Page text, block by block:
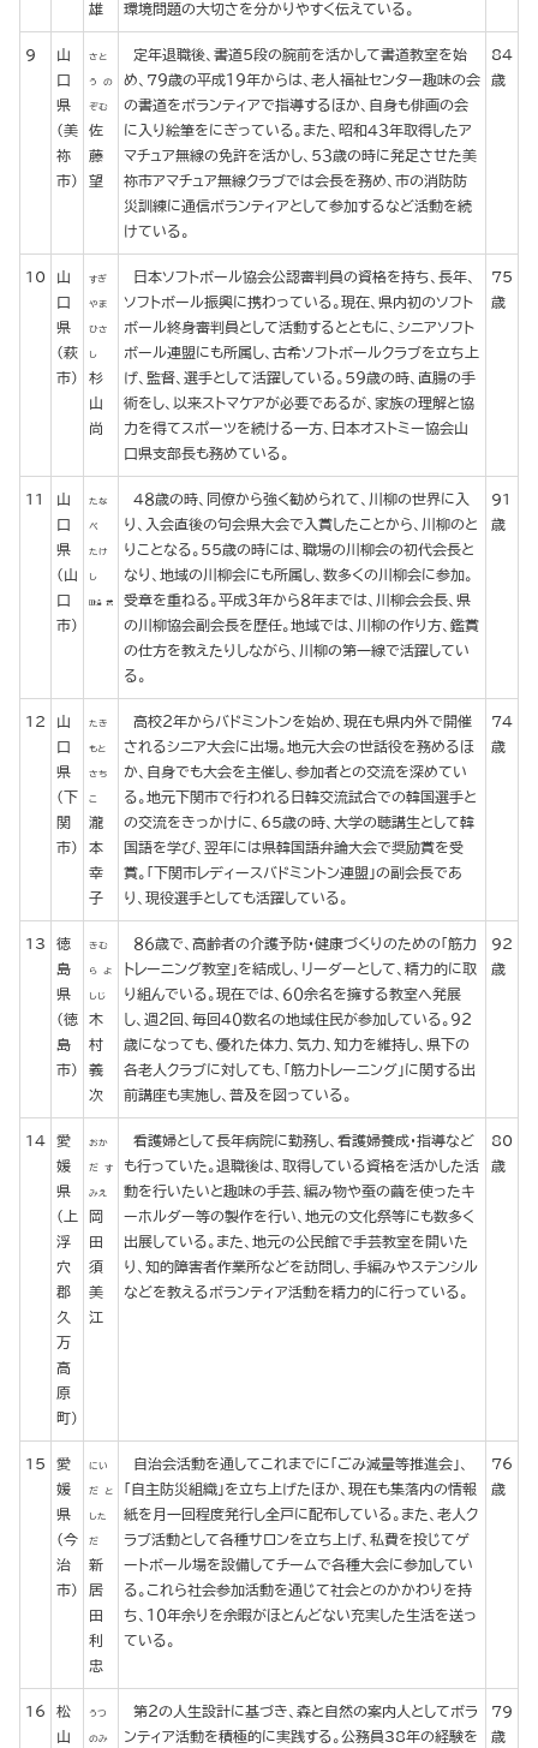
雄
環境問題の大切さを分かりやすく伝えている。
9
山
口
県
(美
祢
市)
さと
う の
ぞむ
佐
藤
望
定年退職後、書道５段の腕前を活かして書道教室を始
め、７９歳の平成１９年からは、老人福祉センター趣味の会
の書道をボランティアで指導するほか、自身も俳画の会
に入り絵筆をにぎっている。また、昭和４３年取得したア
マチュア無線の免許を活かし、５３歳の時に発足させた美
祢市アマチュア無線クラブでは会長を務め、市の消防防
災訓練に通信ボランティアとして参加するなど活動を続
けている。
84
歳
10
山
口
県
(萩
市)
すぎ
やま
ひさ
し
杉
山
尚
日本ソフトボール協会公認審判員の資格を持ち、長年、
ソフトボール振興に携わっている。現在、県内初のソフト
ボール終身審判員として活動するとともに、シニアソフト
ボール連盟にも所属し、古希ソフトボールクラブを立ち上
げ、監督、選手として活躍している。５９歳の時、直腸の手
術をし、以来ストマケアが必要であるが、家族の理解と協
力を得てスポーツを続ける一方、日本オストミー協会山
口県支部長も務めている。
75
歳
11
山
口
県
(山
口
市)
たな
べ
たけ
し
４８歳の時、同僚から強く勧められて、川柳の世界に入
り、入会直後の句会県大会で入賞したことから、川柳のと
りことなる。５５歳の時には、職場の川柳会の初代会長と
なり、地域の川柳会にも所属し、数多くの川柳会に参加。
受章を重ねる。平成３年から８年までは、川柳会会長、県
の川柳協会副会長を歴任。地域では、川柳の作り方、鑑賞
の仕方を教えたりしながら、川柳の第一線で活躍してい
る。
91
歳
12
山
口
県
(下
関
市)
たき
もと
さち
こ
瀧
本
幸
子
高校２年からバドミントンを始め、現在も県内外で開催
されるシニア大会に出場。地元大会の世話役を務めるほ
か、自身でも大会を主催し、参加者との交流を深めてい
る。地元下関市で行われる日韓交流試合での韓国選手と
の交流をきっかけに、65歳の時、大学の聴講生として韓
国語を学び、翌年には県韓国語弁論大会で奨励賞を受
賞。「下関市レディースバドミントン連盟」の副会長であ
り、現役選手としても活躍している。
74
歳
13
徳
島
県
(徳
島
市)
きむ
ら よ
しじ
木
村
義
次
８６歳で、高齢者の介護予防・健康づくりのための「筋力
トレーニング教室」を結成し、リーダーとして、精力的に取
り組んでいる。現在では、６０余名を擁する教室へ発展
し、週２回、毎回４０数名の地域住民が参加している。９２
歳になっても、優れた体力、気力、知力を維持し、県下の
各老人クラブに対しても、「筋力トレーニング」に関する出
前講座も実施し、普及を図っている。
92
歳
14
愛
媛
県
(上
浮
穴
郡
久
万
高
原
町)
おか
だ す
みえ
岡
田
須
美
江
看護婦として長年病院に勤務し、看護婦養成・指導など
も行っていた。退職後は、取得している資格を活かした活
動を行いたいと趣味の手芸、編み物や蚕の繭を使ったキ
ーホルダー等の製作を行い、地元の文化祭等にも数多く
出展している。また、地元の公民館で手芸教室を開いた
り、知的障害者作業所などを訪問し、手編みやステンシル
などを教えるボランティア活動を精力的に行っている。
80
歳
15
愛
媛
県
(今
治
市)
にい
だ と
した
だ
新
居
田
利
忠
自治会活動を通してこれまでに「ごみ減量等推進会」、
「自主防災組織」を立ち上げたほか、現在も集落内の情報
紙を月一回程度発行し全戸に配布している。また、老人ク
ラブ活動として各種サロンを立ち上げ、私費を投じてゲ
ートボール場を設備してチームで各種大会に参加してい
る。これら社会参加活動を通じて社会とのかかわりを持
ち、１０年余りを余暇がほとんどない充実した生活を送っ
ている。
76
歳
16
松
山
うつ
のみ
第２の人生設計に基づき、森と自然の案内人としてボラ
ンティア活動を積極的に実践する。公務員38年の経験を
79
歳